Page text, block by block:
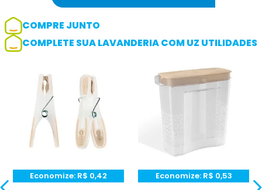
Adicionar avaliação
Avaliação
Avalie o produto de 1 até 5 estrelas
★ ★★ ☆☆
COMPRE JUNTO
COMPLETE SUA LAVANDERIA COM UZ UTILIDADES
Economize: R$ 0,42 Economize: R$ 0,53